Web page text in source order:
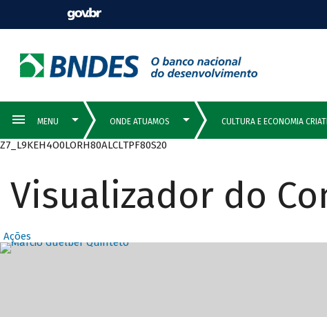
Z7_L9KEH4O0LORH80ALCLTPF80S20
Visualizador do
Ações
Destaques